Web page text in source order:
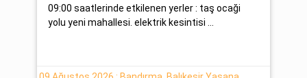
09:00 saatlerinde etkilenen yerler : taş ocaği
yolu yeni mahallesi. elektrik kesintisi ...